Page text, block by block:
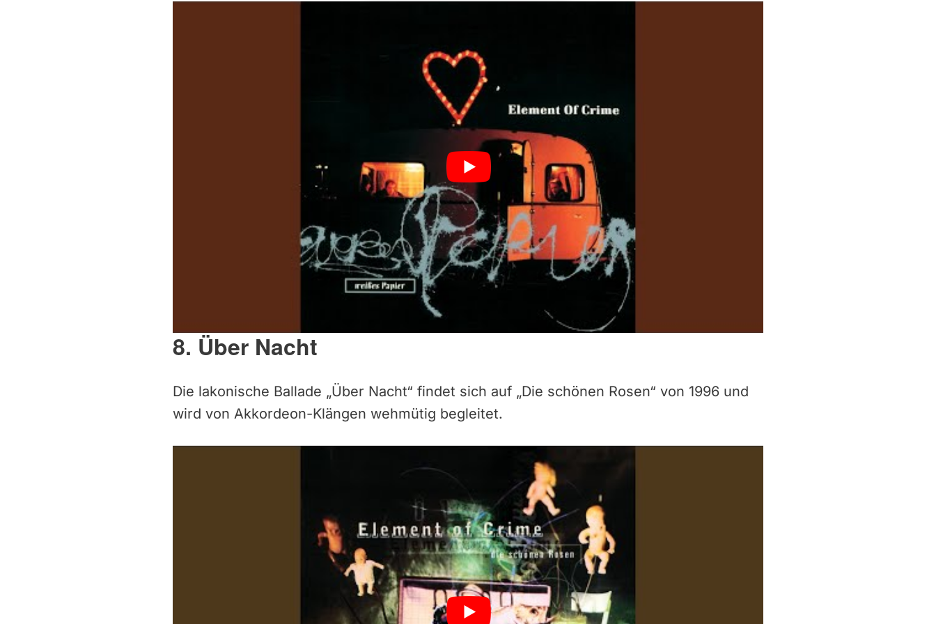
8. Über Nacht
Die lakonische Ballade „Über Nacht“ findet sich auf „Die schönen Rosen“ von 1996 und
wird von Akkordeon-Klängen wehmütig begleitet.